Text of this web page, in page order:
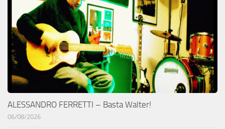
ALESSANDRO FERRETTI – Basta Walter!
06/08/2026